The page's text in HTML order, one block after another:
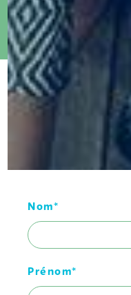
Nom*
Prénom*